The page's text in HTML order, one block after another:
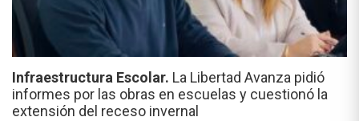
Infraestructura Escolar. La Libertad Avanza pidió
informes por las obras en escuelas y cuestionó la
extensión del receso invernal